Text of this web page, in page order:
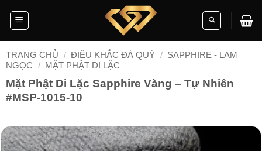
TRANG CHỦ / ĐIÊU KHẮC ĐÁ QUÝ / SAPPHIRE - LAM
NGỌC / MẶT PHẬT DI LẶC
Mặt Phật Di Lặc Sapphire Vàng – Tự Nhiên
#MSP-1015-10